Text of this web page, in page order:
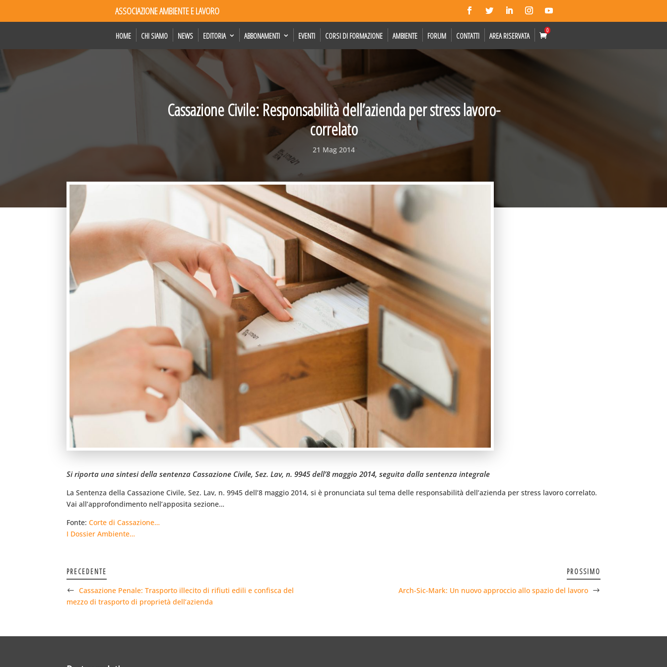
ASSOCIAZIONE AMBIENTE E LAVORO
HOME CHI SIAMO NEWS EDITORIA ABBONAMENTI EVENTI CORSI DI FORMAZIONE AMBIENTE FORUM CONTATTI AREA RISERVATA
0
Cassazione Civile: Responsabilità dell’azienda per stress lavoro-
correlato
21 Mag 2014
Si riporta una sintesi della sentenza Cassazione Civile, Sez. Lav, n. 9945 dell’8 maggio 2014, seguita dalla sentenza integrale
La Sentenza della Cassazione Civile, Sez. Lav, n. 9945 dell’8 maggio 2014, si è pronunciata sul tema delle responsabilità dell’azienda per stress lavoro correlato.
Vai all’approfondimento nell’apposita sezione…
Fonte:Corte di Cassazione…
I Dossier Ambiente…
PRECEDENTE
Cassazione Penale: Trasporto illecito di rifiuti edili e confisca del
mezzo di trasporto di proprietà dell’azienda
PROSSIMO
Arch-Sic-Mark: Un nuovo approccio allo spazio del lavoro